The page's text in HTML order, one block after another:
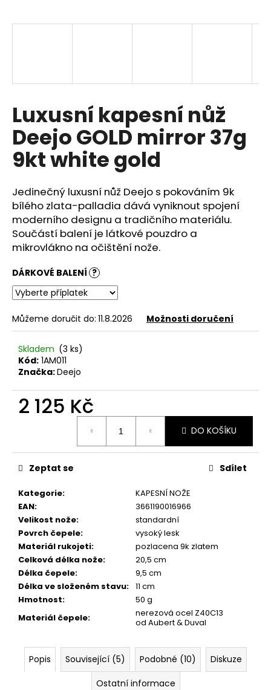
Luxusní kapesní nůž
Deejo GOLD mirror 37g
9kt white gold
Jedinečný luxusní nůž Deejo s pokováním 9k
bílého zlata-palladia dává vyniknout spojení
moderního designu a tradičního materiálu.
Součástí balení je látkové pouzdro a
mikrovlákno na očištění nože.
DÁRKOVÉ BALENÍ ?
Můžeme doručit do: 11.8.2026 Možnosti doručení
Skladem (3 ks)
Kód: 1AM011
Značka:Deejo
2 125 Kč
DO KOŠÍKU
Kategorie:
KAPESNÍ NOŽE
EAN:
3661190016966
Velikost nože:
standardní
Povrch čepele:
vysoký lesk
Materiál rukojeti:
pozlacena 9k zlatem
Celková délka nože:
20,5 cm
Délka čepele:
9,5 cm
Délka ve složeném stavu: 11 cm
Hmotnost:
50 g
Materiál čepele:
nerezová ocel Z40C13
od Aubert & Duval
Zeptat se Sdílet
Popis Související (5) Podobné (10)
Diskuze
Ostatní informace
j
?
HLEDAT
D
o
p
o
r
č
u
j
e
m
KAPESNÍ
DEEJO
TATTOO
37G
750